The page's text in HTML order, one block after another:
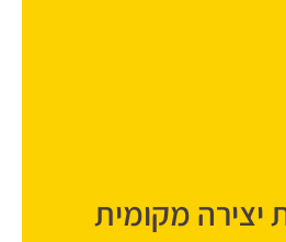
יצירה מקומית